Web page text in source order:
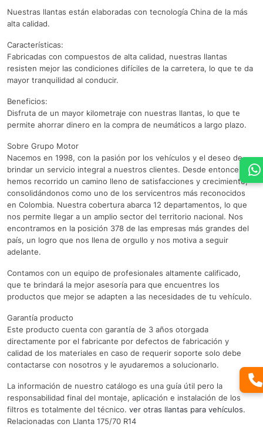
Nuestras llantas están elaboradas con tecnología China de la más
alta calidad.
Características:
Fabricadas con compuestos de alta calidad, nuestras llantas
resisten mejor las condiciones difíciles de la carretera, lo que te da
mayor tranquilidad al conducir.
Beneficios:
Disfruta de un mayor kilometraje con nuestras llantas, lo que te
permite ahorrar dinero en la compra de neumáticos a largo plazo.
Sobre Grupo Motor
Nacemos en 1998, con la pasión por los vehículos y el deseo de
brindar un servicio integral a nuestros clientes. Desde entonces,
hemos recorrido un camino lleno de satisfacciones y crecimiento,
consolidándonos como uno de los servicentros más reconocidos
en Colombia. Nuestra cobertura abarca 12 departamentos, lo que
nos permite llegar a un amplio sector del territorio nacional. Nos
encontramos en la posición 378 de las empresas más grandes del
país, un logro que nos llena de orgullo y nos motiva a seguir
adelante.
Contamos con un equipo de profesionales altamente calificado,
que te brindará la mejor asesoría para que encuentres los
productos que mejor se adapten a las necesidades de tu vehículo.
Garantía producto
Este producto cuenta con garantía de 3 años otorgada
directamente por el fabricante por defectos de fabricación y
calidad de los materiales en caso de requerir soporte solo debe
contactarse con nosotros y le ayudaremos a solucionarlo.
La información de nuestro catálogo es una guía útil pero la
responsabilidad final del montaje, aplicación e instalación de los
filtros es totalmente del técnico. ver otras llantas para vehículos.
Relacionadas con Llanta 175/70 R14